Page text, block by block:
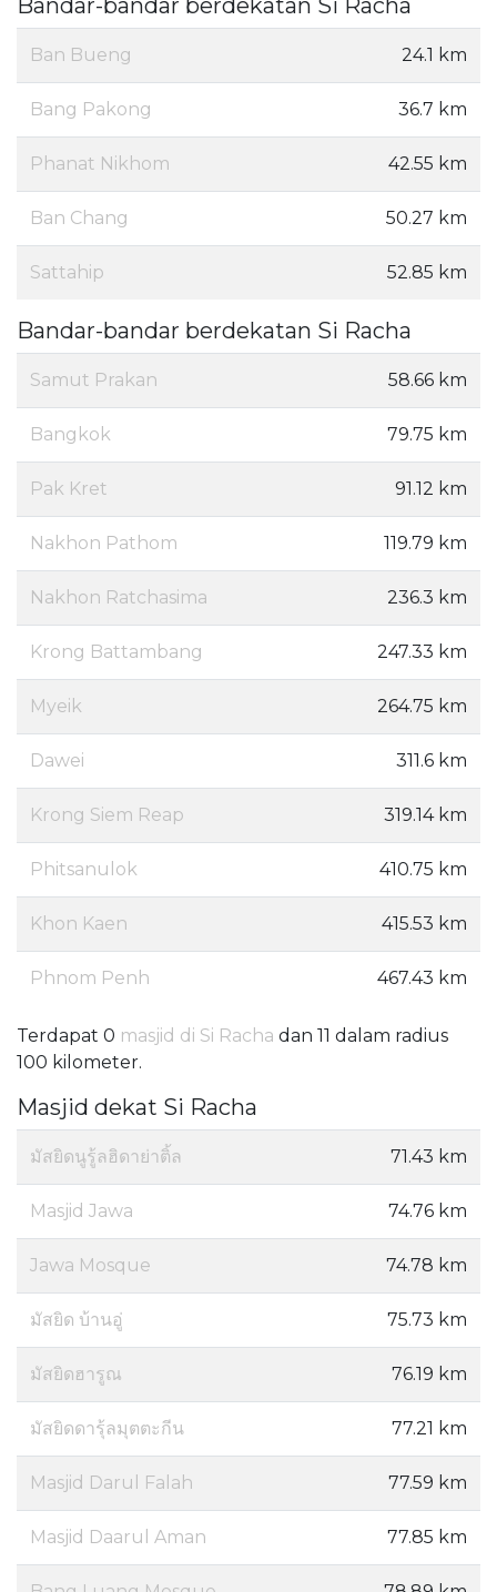
Bandar-bandar berdekatan Si Racha
Ban Bueng 24.1 km
Bang Pakong 36.7 km
Phanat Nikhom 42.55 km
Ban Chang 50.27 km
Sattahip 52.85 km
Bandar-bandar berdekatan Si Racha
Samut Prakan 58.66 km
Bangkok 79.75 km
Pak Kret 91.12 km
Nakhon Pathom 119.79 km
Nakhon Ratchasima 236.3 km
Krong Battambang 247.33 km
Myeik 264.75 km
Dawei 311.6 km
Krong Siem Reap 319.14 km
Phitsanulok 410.75 km
Khon Kaen 415.53 km
Phnom Penh 467.43 km
Terdapat 0 masjid di Si Racha dan 11 dalam radius
100 kilometer.
Masjid dekat Si Racha
มัสยิดนูรู้ลฮิดาย่าติ้ล 71.43 km
Masjid Jawa 74.76 km
Jawa Mosque 74.78 km
มัสยิด บ้านอู่ 75.73 km
มัสยิดฮารูณ 76.19 km
มัสยิดดารุ้ลมุตตะกีน 77.21 km
Masjid Darul Falah 77.59 km
Masjid Daarul Aman 77.85 km